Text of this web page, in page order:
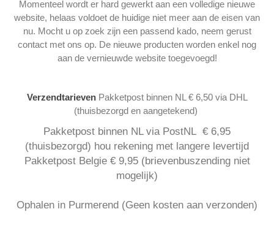
Momenteel wordt er hard gewerkt aan een volledige nieuwe
website, helaas voldoet de huidige niet meer aan de eisen van
nu. Mocht u op zoek zijn een passend kado, neem gerust
contact met ons op. De nieuwe producten worden enkel nog
aan de vernieuwde website toegevoegd!
Verzendtarieven Pakketpost binnen NL € 6,50 via DHL
(thuisbezorgd en aangetekend)
Pakketpost binnen NL via PostNL € 6,95
(thuisbezorgd) hou rekening met langere levertijd
Pakketpost Belgie € 9,95 (brievenbuszending niet
mogelijk)
Ophalen in Purmerend (Geen kosten aan verzonden)